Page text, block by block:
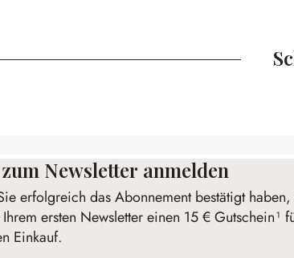
Newsletter anmelden
erfolgreich das Abonnement bestätigt haben,
ersten Newsletter einen 15 € Gutschein¹
Einkauf.